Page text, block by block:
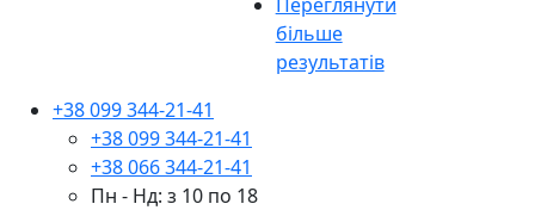
більше
результатів
+38 099 344-21-41
+38 099 344-21-41
+38 066 344-21-41
Пн - Нд: з 10 по 18